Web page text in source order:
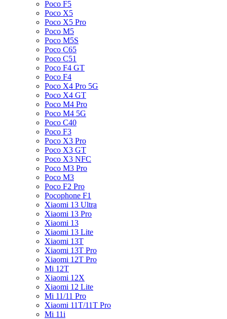
Poco F5
Poco X5
Poco X5 Pro
Poco M5
Poco M5S
Poco C65
Poco C51
Poco F4 GT
Poco F4
Poco X4 Pro 5G
Poco X4 GT
Poco M4 Pro
Poco M4 5G
Poco C40
Poco F3
Poco X3 Pro
Poco X3 GT
Poco X3 NFC
Poco M3 Pro
Poco M3
Poco F2 Pro
Pocophone F1
Xiaomi 13 Ultra
Xiaomi 13 Pro
Xiaomi 13
Xiaomi 13 Lite
Xiaomi 13T
Xiaomi 13T Pro
Xiaomi 12T Pro
Mi 12T
Xiaomi 12X
Xiaomi 12 Lite
Mi 11/11 Pro
Xiaomi 11T/11T Pro
Mi 11i